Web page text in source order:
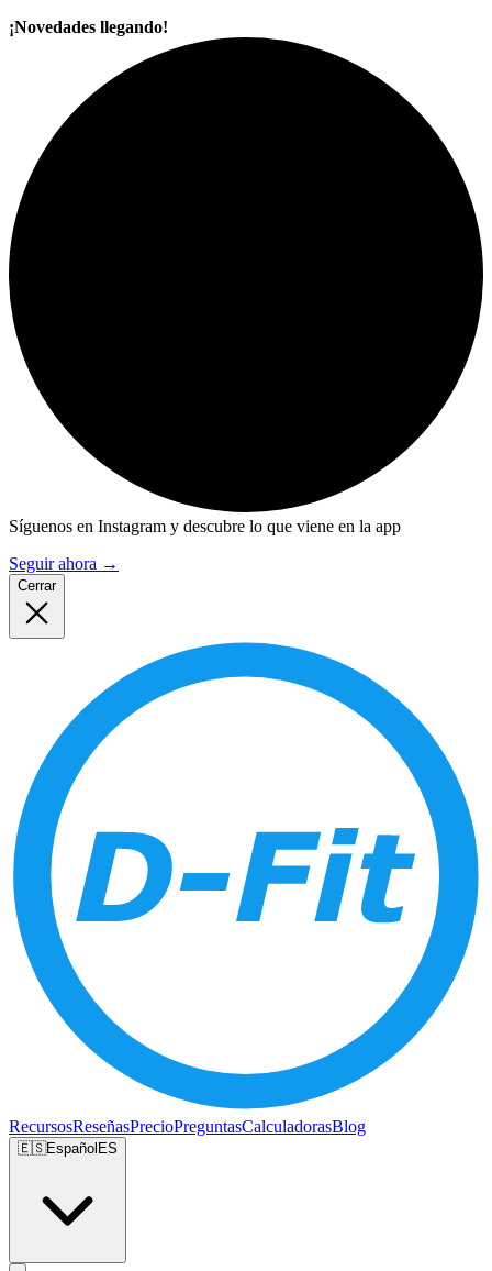
¡Novedades llegando!
Síguenos en Instagram y descubre lo que viene en la app
Seguir ahora →
Cerrar
RecursosReseñasPrecioPreguntasCalculadorasBlog
🇪🇸EspañolES